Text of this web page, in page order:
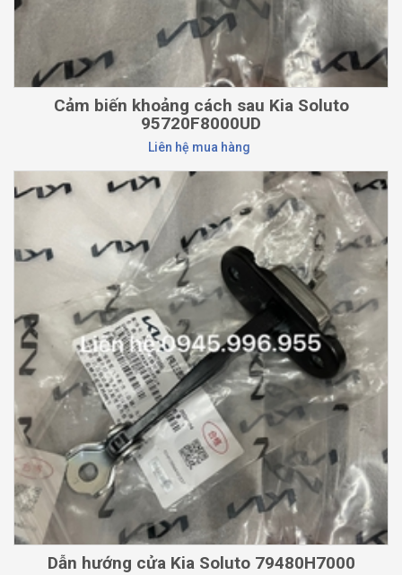
Cảm biến khoảng cách sau Kia Soluto
95720F8000UD
Liên hệ mua hàng
Dẫn hướng cửa Kia Soluto 79480H7000